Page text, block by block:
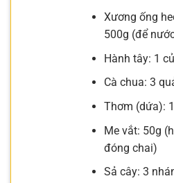
Xương ống
500g (để
Hành tây: 1 củ
Cà chua: 3
Thơm (dứa):
Me vắt: 50g
đóng chai)
Sả cây: 3